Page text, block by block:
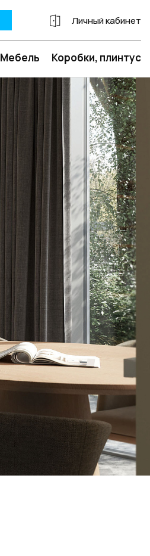
Личный кабинет
Мебель Коробки, плинтус